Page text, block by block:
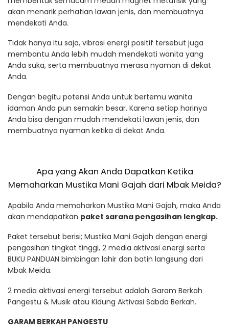
akan menarik perhatian lawan jenis, dan membuatnya
mendekati Anda.
Tidak hanya itu saja, vibrasi energi positif tersebut juga
membantu Anda lebih mudah mendekati wanita yang
Anda suka, serta membuatnya merasa nyaman di dekat
Anda.
Dengan begitu potensi Anda untuk bertemu wanita
idaman Anda pun semakin besar. Karena setiap harinya
Anda bisa dengan mudah mendekati lawan jenis, dan
membuatnya nyaman ketika di dekat Anda.
Apa yang Akan Anda Dapatkan Ketika
Memaharkan Mustika Mani Gajah dari Mbak Meida?
Apabila Anda memaharkan Mustika Mani Gajah, maka Anda
akan mendapatkan paket sarana pengasihan lengkap.
Paket tersebut berisi; Mustika Mani Gajah dengan energi
pengasihan tingkat tinggi, 2 media aktivasi energi serta
BUKU PANDUAN bimbingan lahir dan batin langsung dari
Mbak Meida.
2 media aktivasi energi tersebut adalah Garam Berkah
Pangestu & Musik atau Kidung Aktivasi Sabda Berkah.
GARAM BERKAH PANGESTU